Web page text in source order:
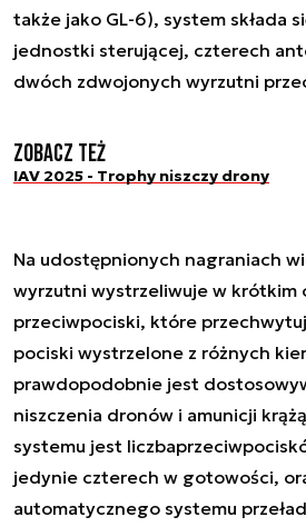
także jako GL-6), system składa
jednostki sterującej, czterech
dwóch zdwojonych wyrzutni
Zobacz też
IAV 2025 - Trophy niszczy drony
Na udostępnionych nagraniach
wyrzutni wystrzeliwuje w krótkim
przeciwpociski, które
pociski wystrzelone z różnych
prawdopodobnie jest
niszczenia dronów i amunicji
systemu jest
jedynie czterech w gotowości,
automatycznego systemu